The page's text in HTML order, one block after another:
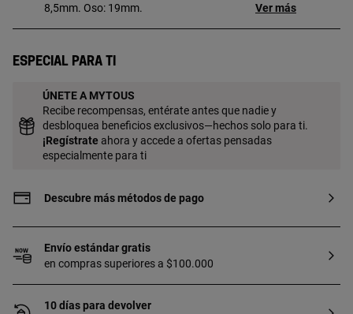
8,5mm. Oso: 19mm.
Ver más
Especial para ti
ÚNETE A MYTOUS
Recibe recompensas, entérate antes que nadie y
desbloquea beneficios exclusivos—hechos solo para ti.
¡Regístrate ahora y accede a ofertas pensadas
especialmente para ti
Descubre más métodos de pago
Envío estándar gratis
en compras superiores a $100.000
10 días para devolver